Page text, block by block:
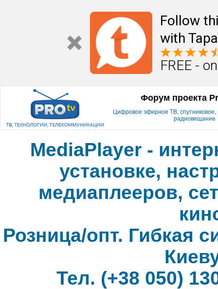
Follow
with
FREE -
Форум проекта
Цифровое эфирное ТВ, спутниковое,
радиовещание
MediaPlayer -
установке,
медиаплееров,
Розница/опт. Гибкая
Тел. (+38 050)